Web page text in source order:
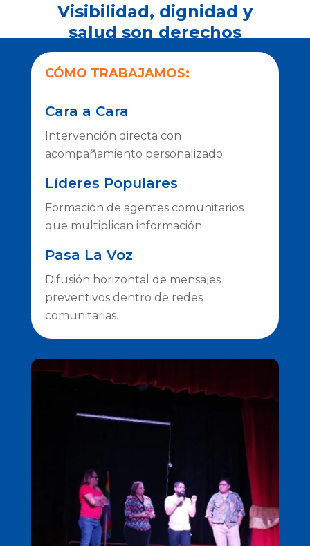
Visibilidad, dignidad y
salud son derechos
CÓMO TRABAJAMOS:
Cara a Cara
Intervención directa con
acompañamiento personalizado.
Líderes Populares
Formación de agentes comunitarios
que multiplican información.
Pasa La Voz
Difusión horizontal de mensajes
preventivos dentro de redes
comunitarias.